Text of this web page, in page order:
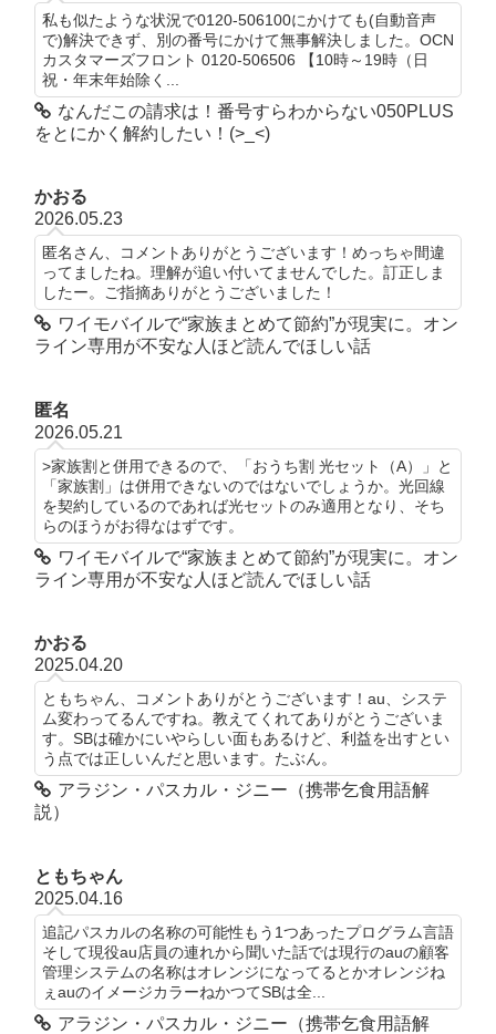
私も似たような状況で0120-506100にかけても(自動音声
で)解決できず、別の番号にかけて無事解決しました。OCN
カスタマーズフロント 0120-506506 【10時～19時（日
祝・年末年始除く...
なんだこの請求は！番号すらわからない050PLUS
をとにかく解約したい！(>_<)
かおる
2026.05.23
匿名さん、コメントありがとうございます！めっちゃ間違
ってましたね。理解が追い付いてませんでした。訂正しま
したー。ご指摘ありがとうございました！
ワイモバイルで“家族まとめて節約”が現実に。オン
ライン専用が不安な人ほど読んでほしい話
匿名
2026.05.21
>家族割と併用できるので、「おうち割 光セット（A）」と
「家族割」は併用できないのではないでしょうか。光回線
を契約しているのであれば光セットのみ適用となり、そち
らのほうがお得なはずです。
ワイモバイルで“家族まとめて節約”が現実に。オン
ライン専用が不安な人ほど読んでほしい話
かおる
2025.04.20
ともちゃん、コメントありがとうございます！au、システ
ム変わってるんですね。教えてくれてありがとうございま
す。SBは確かにいやらしい面もあるけど、利益を出すとい
う点では正しいんだと思います。たぶん。
アラジン・パスカル・ジニー（携帯乞食用語解
説）
ともちゃん
2025.04.16
追記パスカルの名称の可能性もう1つあったプログラム言語
そして現役au店員の連れから聞いた話では現行のauの顧客
管理システムの名称はオレンジになってるとかオレンジね
ぇauのイメージカラーねかつてSBは全...
アラジン・パスカル・ジニー（携帯乞食用語解